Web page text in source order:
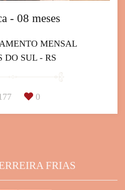
- 08 meses
MENSAL
DO SUL - RS
0
FRIAS